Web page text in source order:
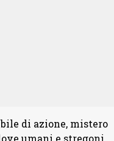
di azione, mistero
umani e stregoni